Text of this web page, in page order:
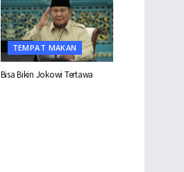
TEMPAT MAKAN
Bisa Bikin Jokowi Tertawa